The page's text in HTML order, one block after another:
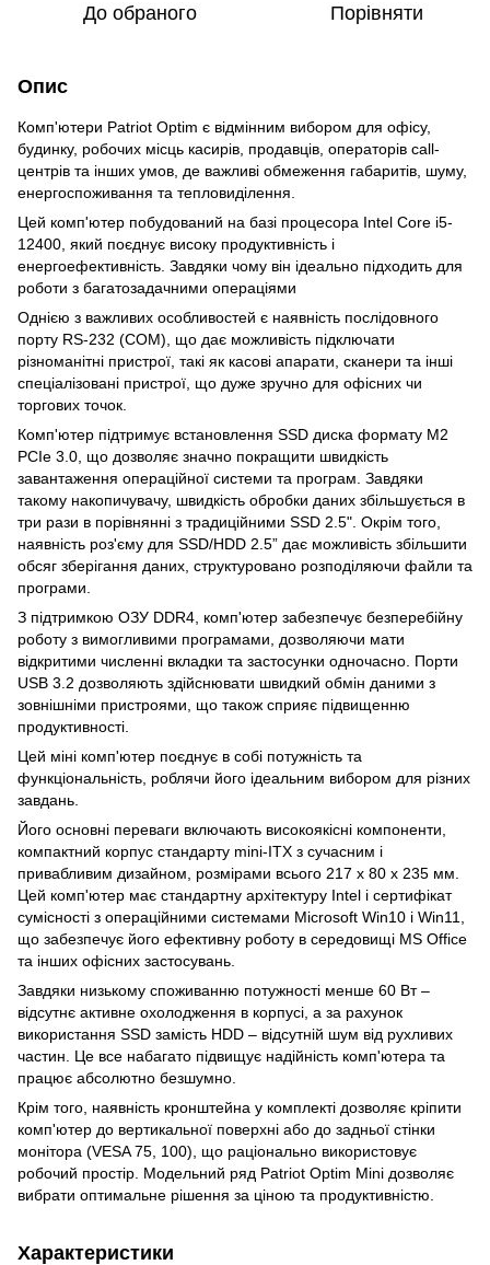
До обраного Порівняти
Опис
Комп'ютери Patriot Optim є відмінним вибором для офісу,
будинку, робочих місць касирів, продавців, операторів call-
центрів та інших умов, де важливі обмеження габаритів, шуму,
енергоспоживання та тепловиділення.
Цей комп'ютер побудований на базі процесора Intel Core i5-
12400, який поєднує високу продуктивність і
енергоефективність. Завдяки чому він ідеально підходить для
роботи з багатозадачними операціями
Однією з важливих особливостей є наявність послідовного
порту RS-232 (COM), що дає можливість підключати
різноманітні пристрої, такі як касові апарати, сканери та інші
спеціалізовані пристрої, що дуже зручно для офісних чи
торгових точок.
Комп'ютер підтримує встановлення SSD диска формату М2
PCIe 3.0, що дозволяє значно покращити швидкість
завантаження операційної системи та програм. Завдяки
такому накопичувачу, швидкість обробки даних збільшується в
три рази в порівнянні з традиційними SSD 2.5". Окрім того,
наявність роз'єму для SSD/HDD 2.5” дає можливість збільшити
обсяг зберігання даних, структуровано розподіляючи файли та
програми.
З підтримкою ОЗУ DDR4, комп'ютер забезпечує безперебійну
роботу з вимогливими програмами, дозволяючи мати
відкритими численні вкладки та застосунки одночасно. Порти
USB 3.2 дозволяють здійснювати швидкий обмін даними з
зовнішніми пристроями, що також сприяє підвищенню
продуктивності.
Цей міні комп'ютер поєднує в собі потужність та
функціональність, роблячи його ідеальним вибором для різних
завдань.
Його основні переваги включають високоякісні компоненти,
компактний корпус стандарту mini-ITX з сучасним і
привабливим дизайном, розмірами всього 217 x 80 x 235 мм.
Цей комп'ютер має стандартну архітектуру Intel і сертифікат
сумісності з операційними системами Microsoft Win10 і Win11,
що забезпечує його ефективну роботу в середовищі MS Office
та інших офісних застосувань.
Завдяки низькому споживанню потужності менше 60 Вт –
відсутнє активне охолодження в корпусі, а за рахунок
використання SSD замість HDD – відсутній шум від рухливих
частин. Це все набагато підвищує надійність комп'ютера та
працює абсолютно безшумно.
Крім того, наявність кронштейна у комплекті дозволяє кріпити
комп'ютер до вертикальної поверхні або до задньої стінки
монітора (VESA 75, 100), що раціонально використовує
робочий простір. Модельний ряд Patriot Optim Mini дозволяє
вибрати оптимальне рішення за ціною та продуктивністю.
Характеристики